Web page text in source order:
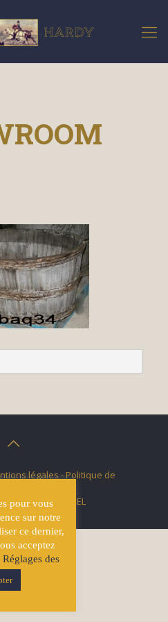
légales - Politique de
parLucas GICQUEL
pour vous
sur notre
ce dernier,
acceptez
Réglages des